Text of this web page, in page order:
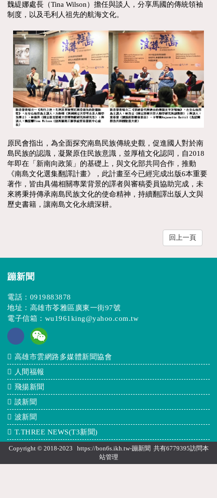
魏緹娜處長（Tina Wilson）擔任與談人，分享馬國的傳統領袖
制度，以及毛利人祖先的航海文化。
原民會指出，為全面探究南島民族傳統史觀，促進國人對於南
島民族的認識，凝聚原住民族意識，並厚植文化認同，自2018
年即在「新南向政策」的基礎上，與文化部共同合作，推動
《南島文化選集翻譯計畫》，此計畫至今已經完成出版6本重要
著作，皆由具備相關專業背景的譯者與審稿委員協助完成，未
來將秉持傳承南島民族文化的使命精神，持續翻譯出版人文與
歷史書籍，讓南島文化永續深耕。
回上一頁
蹦新聞
電話： 0919883878
地址：高雄市苓雅區廣東一街97號
電子信箱： wu1961king@yahoo.com.tw
高雄市雲網路多媒體新聞協會
人間福報
飛揚新聞
談新聞
波新聞
T.THREE NEWS(T3新聞)
Copyright © 2018-2023 https://bon6s.ikh.tw-蹦新聞 共有6779395訪問本
站管理